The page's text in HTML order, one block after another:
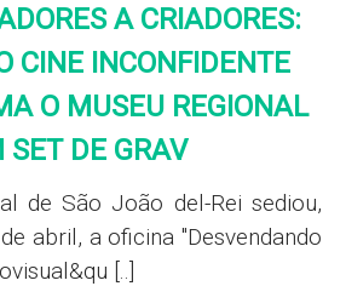
A CRIADORES:
CINE INCONFIDENTE
O MUSEU REGIONAL
SET DE GRAV
de São João del-Rei sediou,
abril, a oficina "Desvendando
[..]